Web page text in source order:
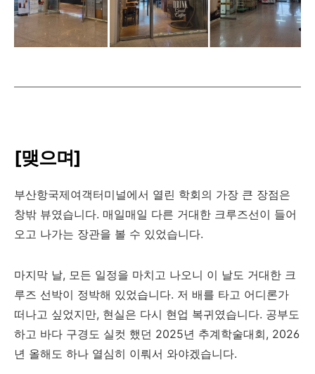
[맺으며]
부산항국제여객터미널에서 열린 학회의 가장 큰 장점은
창밖 뷰였습니다. 매일매일 다른 거대한 크루즈선이 들어
오고 나가는 장관을 볼 수 있었습니다.
마지막 날, 모든 일정을 마치고 나오니 이 날도 거대한 크
루즈 선박이 정박해 있었습니다. 저 배를 타고 어디론가
떠나고 싶었지만, 현실은 다시 현업 복귀였습니다. 공부도
하고 바다 구경도 실컷 했던 2025년 추계학술대회, 2026
년 올해도 하나 열심히 이뤄서 와야겠습니다.